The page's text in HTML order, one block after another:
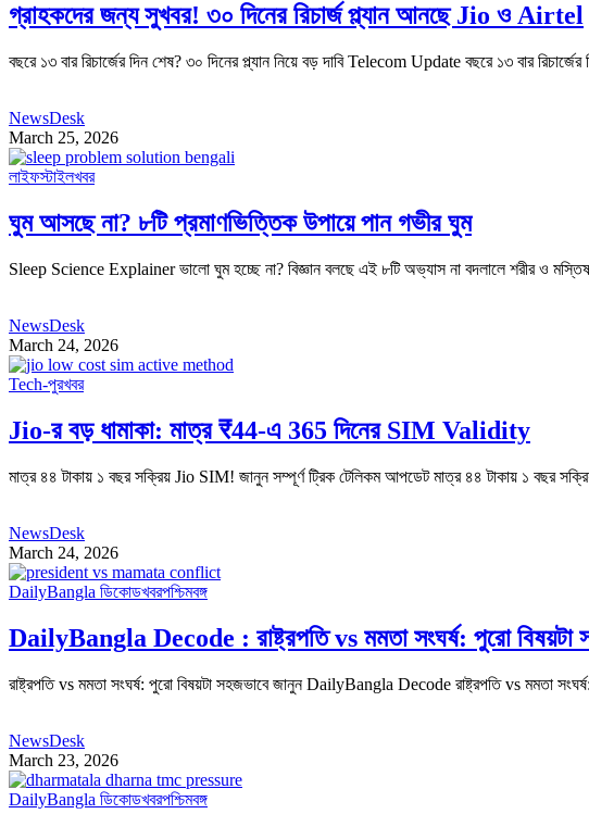
গ্রাহকদের জন্য সুখবর! ৩০ দিনের রিচার্জ প্ল্যান আনছে Jio ও Airtel
বছরে ১৩ বার রিচার্জের দিন শেষ? ৩০ দিনের প্ল্যান নিয়ে বড় দাবি Telecom Update বছরে ১৩ বার
NewsDesk
March 25, 2026
লাইফস্টাইলখবর
ঘুম আসছে না? ৮টি প্রমাণভিত্তিক উপায়ে পান গভীর ঘুম
Sleep Science Explainer ভালো ঘুম হচ্ছে না? বিজ্ঞান বলছে এই ৮টি অভ্যাস না বদলালে শরীর
NewsDesk
March 24, 2026
Tech-পুরখবর
Jio-র বড় ধামাকা: মাত্র ₹44-এ 365 দিনের SIM Validity
মাত্র ৪৪ টাকায় ১ বছর সক্রিয় Jio SIM! জানুন সম্পূর্ণ ট্রিক টেলিকম আপডেট মাত্র ৪৪ টাকায় ১ বছর
NewsDesk
March 24, 2026
DailyBangla ডিকোডখবরপশ্চিমবঙ্গ
DailyBangla Decode : রাষ্ট্রপতি vs মমতা সংঘর্ষ: পুরো বিষয়টা
রাষ্ট্রপতি vs মমতা সংঘর্ষ: পুরো বিষয়টা সহজভাবে জানুন DailyBangla Decode রাষ্ট্রপতি vs মমতা
NewsDesk
March 23, 2026
DailyBangla ডিকোডখবরপশ্চিমবঙ্গ